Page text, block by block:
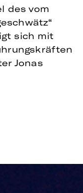
des vom
sich mit
Jonas